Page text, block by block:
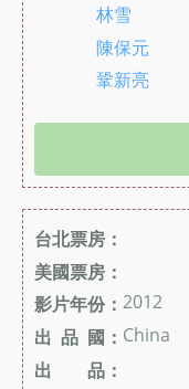
林雪
陳保元
鞏新亮
台北票房：
美國票房：
影片年份： 2012
出 品 國： China
出 品：